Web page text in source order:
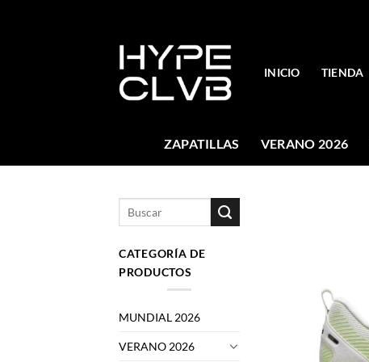
INICIO TIENDA
ZAPATILLAS VERANO 2026
CATEGORÍA DE
PRODUCTOS
MUNDIAL 2026
VERANO 2026